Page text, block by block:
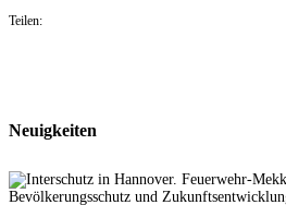
Teilen:
Neuigkeiten